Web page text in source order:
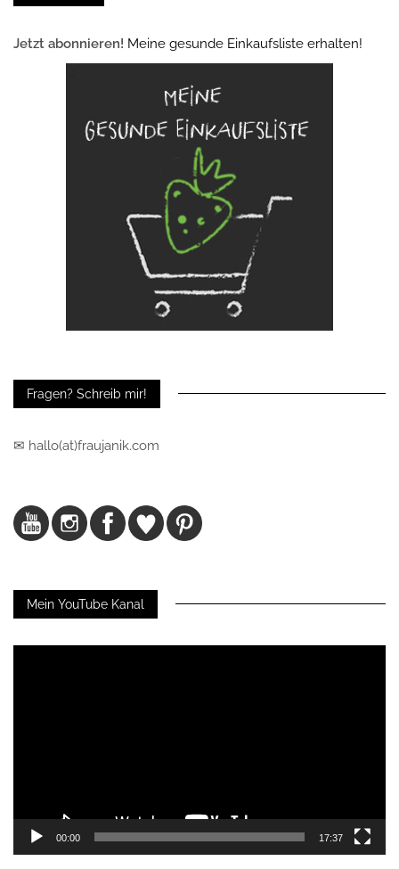
Jetzt abonnieren! Meine gesunde Einkaufsliste erhalten!
Fragen? Schreib mir!
✉ hallo(at)fraujanik.com
Mein YouTube Kanal
00:00 17:37